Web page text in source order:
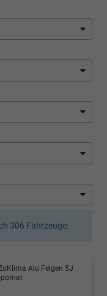
306 Fahrzeuge:
Alu Felgen 5J